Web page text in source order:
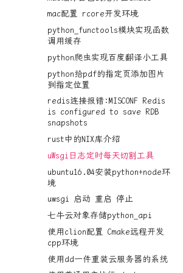
mac配置 rcore开发环境
python_functools模块实现函数
调用缓存
python爬虫实现百度翻译小工具
python给pdf的指定页添加图片
到指定位置
redis连接报错:MISCONF Redis
is configured to save RDB
snapshots
rust中的NIX库介绍
uWsgi日志定时每天切割工具
ubuntu16.04安装python+node环
境
uwsgi 启动 重启 停止
七牛云对象存储python_api
使用clion配置 Cmake远程开发
cpp环境
使用dd一件重装云服务器的系统